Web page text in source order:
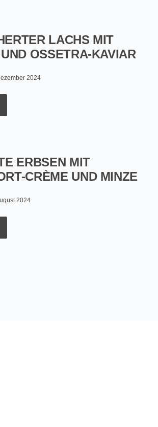
LACHS MIT
OSSETRA-KAVIAR
2024
ERBSEN MIT
CRÈME UND MINZE
2024